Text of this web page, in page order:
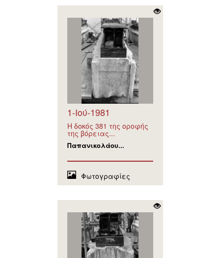
1-Ιού-1981
Η δοκός 381 της οροφής
της βόρειας...
Παπανικολάου...
Φωτογραφίες